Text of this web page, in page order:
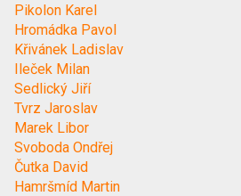
Pikolon Karel
Hromádka Pavol
Křivánek Ladislav
Ileček Milan
Sedlický Jiří
Tvrz Jaroslav
Marek Libor
Svoboda Ondřej
Čutka David
Hamršmíd Martin